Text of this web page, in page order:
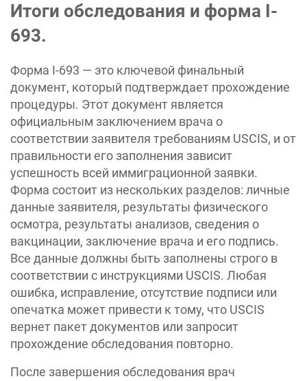
Итоги обследования и форма I-
693.
Форма I-693 — это ключевой финальный
документ, который подтверждает прохождение
процедуры. Этот документ является
официальным заключением врача о
соответствии заявителя требованиям USCIS, и от
правильности его заполнения зависит
успешность всей иммиграционной заявки.
Форма состоит из нескольких разделов: личные
данные заявителя, результаты физического
осмотра, результаты анализов, сведения о
вакцинации, заключение врача и его подпись.
Все данные должны быть заполнены строго в
соответствии с инструкциями USCIS. Любая
ошибка, исправление, отсутствие подписи или
опечатка может привести к тому, что USCIS
вернет пакет документов или запросит
прохождение обследования повторно.
После завершения обследования врач